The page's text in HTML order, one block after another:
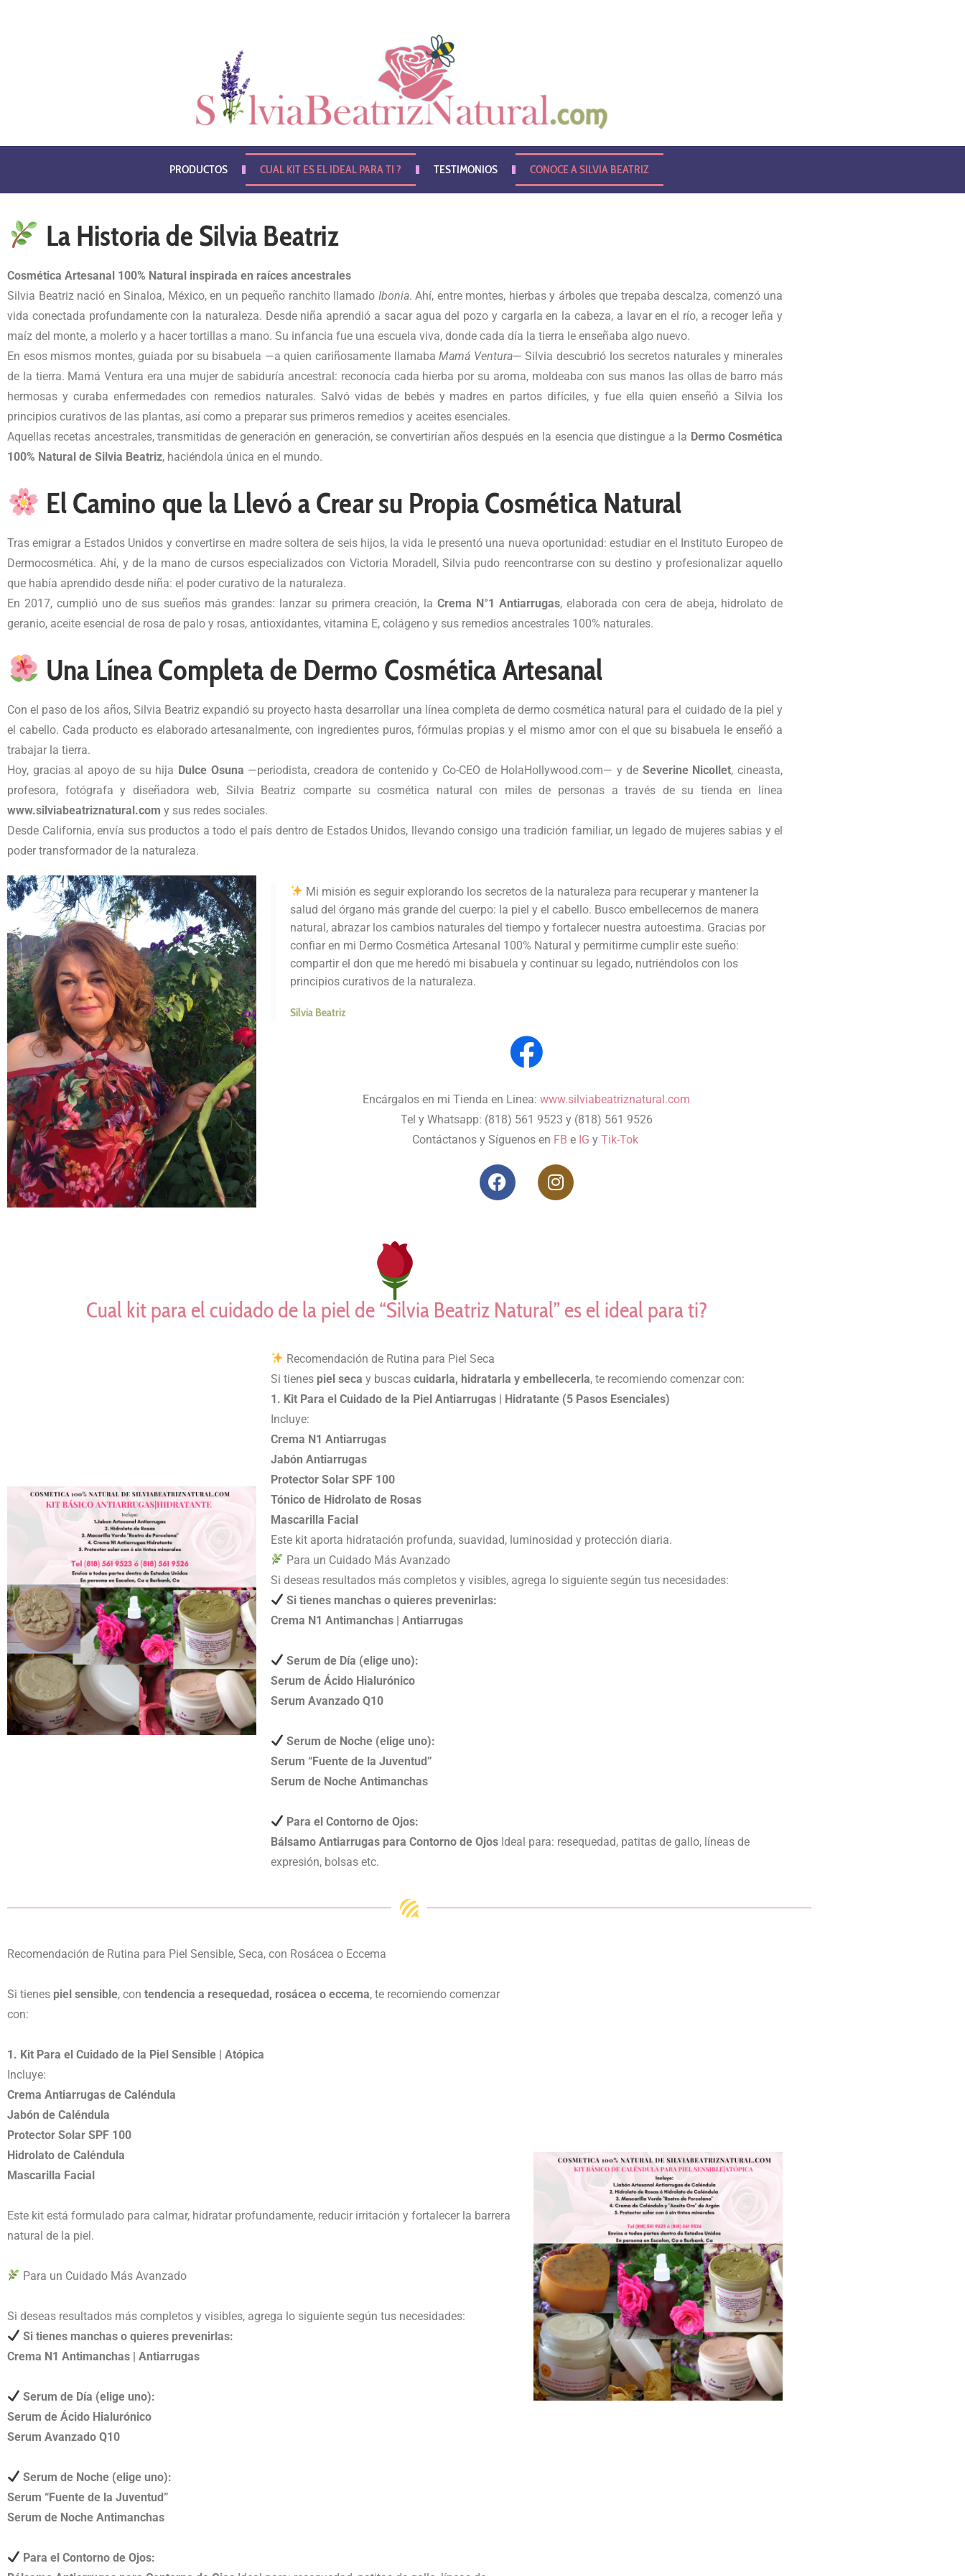
PRODUCTOS CUAL KIT ES EL IDEAL PARA TI ? TESTIMONIOS CONOCE A SILVIA BEATRIZ
La Historia de Silvia Beatriz
Cosmética Artesanal 100% Natural inspirada en raíces ancestrales
Silvia Beatriz nació en Sinaloa, México, en un pequeño ranchito llamado Ibonia. Ahí, entre montes, hierbas y árboles que trepaba descalza, comenzó una
vida conectada profundamente con la naturaleza. Desde niña aprendió a sacar agua del pozo y cargarla en la cabeza, a lavar en el río, a recoger leña y
maíz del monte, a molerlo y a hacer tortillas a mano. Su infancia fue una escuela viva, donde cada día la tierra le enseñaba algo nuevo.
En esos mismos montes, guiada por su bisabuela —a quien cariñosamente llamabaMamá Ventura— Silvia descubrió los secretos naturales y minerales
de la tierra. Mamá Ventura era una mujer de sabiduría ancestral: reconocía cada hierba por su aroma, moldeaba con sus manos las ollas de barro más
hermosas y curaba enfermedades con remedios naturales. Salvó vidas de bebés y madres en partos difíciles, y fue ella quien enseñó a Silvia los
principios curativos de las plantas, así como a preparar sus primeros remedios y aceites esenciales.
Aquellas recetas ancestrales, transmitidas de generación en generación, se convertirían años después en la esencia que distingue a la Dermo Cosmética
100% Natural de Silvia Beatriz, haciéndola única en el mundo.
El Camino que la Llevó a Crear su Propia Cosmética Natural
Tras emigrar a Estados Unidos y convertirse en madre soltera de seis hijos, la vida le presentó una nueva oportunidad: estudiar en el Instituto Europeo de
Dermocosmética. Ahí, y de la mano de cursos especializados con Victoria Moradell, Silvia pudo reencontrarse con su destino y profesionalizar aquello
que había aprendido desde niña: el poder curativo de la naturaleza.
En 2017, cumplió uno de sus sueños más grandes: lanzar su primera creación, laCrema N°1 Antiarrugas, elaborada con cera de abeja, hidrolato de
geranio, aceite esencial de rosa de palo y rosas, antioxidantes, vitamina E, colágeno y sus remedios ancestrales 100% naturales.
Una Línea Completa de Dermo Cosmética Artesanal
Con el paso de los años, Silvia Beatriz expandió su proyecto hasta desarrollar una línea completa de dermo cosmética natural para el cuidado de la piel y
el cabello. Cada producto es elaborado artesanalmente, con ingredientes puros, fórmulas propias y el mismo amor con el que su bisabuela le enseñó a
trabajar la tierra.
Hoy, gracias al apoyo de su hija Dulce Osuna —periodista, creadora de contenido y Co-CEO de HolaHollywood.com— y de Severine Nicollet, cineasta,
profesora, fotógrafa y diseñadora web, Silvia Beatriz comparte su cosmética natural con miles de personas a través de su tienda en línea
www.silviabeatriznatural.com y sus redes sociales.
Desde California, envía sus productos a todo el país dentro de Estados Unidos, llevando consigo una tradición familiar, un legado de mujeres sabias y el
poder transformador de la naturaleza.
Mi misión es seguir explorando los secretos de la naturaleza para recuperar y mantener la
salud del órgano más grande del cuerpo: la piel y el cabello. Busco embellecernos de manera
natural, abrazar los cambios naturales del tiempo y fortalecer nuestra autoestima. Gracias por
confiar en mi Dermo Cosmética Artesanal 100% Natural y permitirme cumplir este sueño:
compartir el don que me heredó mi bisabuela y continuar su legado, nutriéndolos con los
principios curativos de la naturaleza.
Silvia Beatriz
Encárgalos en mi Tienda en Linea:www.silviabeatriznatural.com
Tel y Whatsapp: (818) 561 9523 y (818) 561 9526
Contáctanos y Síguenos en FB e IG y Tik-Tok
Cual kit para el cuidado de la piel de “Silvia Beatriz Natural” es el ideal para ti?
Recomendación de Rutina para Piel Seca
Si tienes piel seca y buscas cuidarla, hidratarla y embellecerla, te recomiendo comenzar con:
1. Kit Para el Cuidado de la Piel Antiarrugas | Hidratante (5 Pasos Esenciales)
Incluye:
Crema N1 Antiarrugas
Jabón Antiarrugas
Protector Solar SPF 100
Tónico de Hidrolato de Rosas
Mascarilla Facial
Este kit aporta hidratación profunda, suavidad, luminosidad y protección diaria.
Para un Cuidado Más Avanzado
Si deseas resultados más completos y visibles, agrega lo siguiente según tus necesidades:
Si tienes manchas o quieres prevenirlas:
Crema N1 Antimanchas | Antiarrugas
Serum de Día (elige uno):
Serum de Ácido Hialurónico
Serum Avanzado Q10
Serum de Noche (elige uno):
Serum “Fuente de la Juventud”
Serum de Noche Antimanchas
Para el Contorno de Ojos:
Bálsamo Antiarrugas para Contorno de OjosIdeal para: resequedad, patitas de gallo, líneas de
expresión, bolsas etc.
Recomendación de Rutina para Piel Sensible, Seca, con Rosácea o Eccema
Si tienes piel sensible, con tendencia a resequedad, rosácea o eccema, te recomiendo comenzar
con:
1. Kit Para el Cuidado de la Piel Sensible | Atópica
Incluye:
Crema Antiarrugas de Caléndula
Jabón de Caléndula
Protector Solar SPF 100
Hidrolato de Caléndula
Mascarilla Facial
Este kit está formulado para calmar, hidratar profundamente, reducir irritación y fortalecer la barrera
natural de la piel.
Para un Cuidado Más Avanzado
Si deseas resultados más completos y visibles, agrega lo siguiente según tus necesidades:
Si tienes manchas o quieres prevenirlas:
Crema N1 Antimanchas | Antiarrugas
Serum de Día (elige uno):
Serum de Ácido Hialurónico
Serum Avanzado Q10
Serum de Noche (elige uno):
Serum “Fuente de la Juventud”
Serum de Noche Antimanchas
Para el Contorno de Ojos: